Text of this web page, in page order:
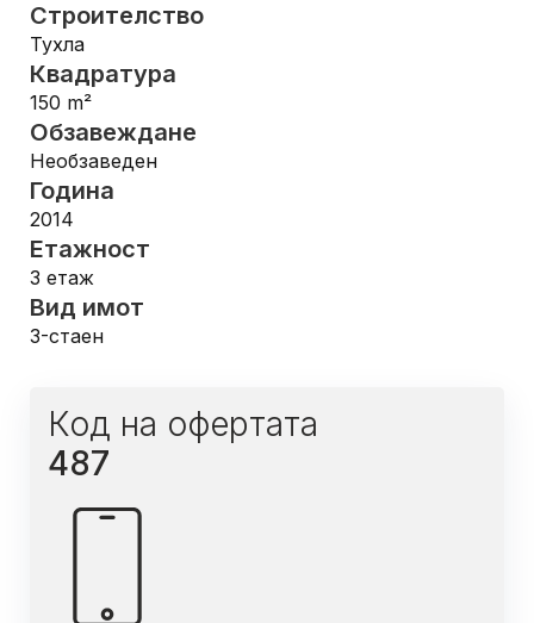
Строителство
Тухла
Квадратура
150 m²
Обзавеждане
Необзаведен
Година
2014
Етажност
3 етаж
Вид имот
3-стаен
Код на офертата
487